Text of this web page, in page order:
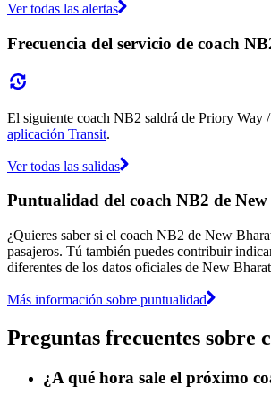
Ver todas las alertas
Frecuencia del servicio de coach
El siguiente coach NB2 saldrá de Priory Way
aplicación Transit.
Ver todas las salidas
Puntualidad del coach NB2 de
¿Quieres saber si el coach NB2 de New
pasajeros. Tú también puedes contribuir
diferentes de los datos oficiales de New
Más información sobre puntualidad
Preguntas frecuentes sobre
¿A qué hora sale el próximo